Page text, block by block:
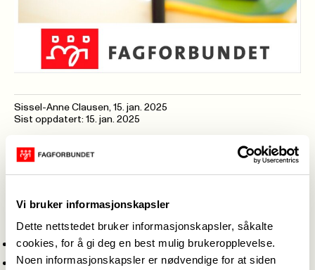
Vi bruker informasjonskapsler
Dette nettstedet bruker informasjonskapsler, såkalte
cookies, for å gi deg en best mulig brukeropplevelse.
Noen informasjonskapsler er nødvendige for at siden
Sissel-Anne Clausen, 15. jan. 2025
Sist oppdatert: 15. jan. 2025
Dato : 23.01.2025
Dagsorden:
Konstituering
Årsberetning